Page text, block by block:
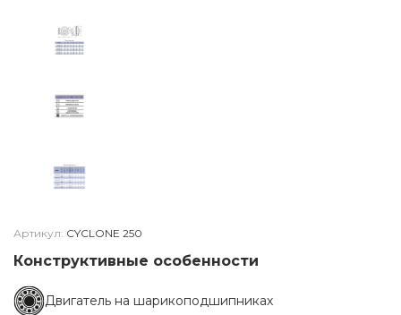
Артикул: CYCLONE 250
Конструктивные особенности
Двигатель на шарикоподшипниках